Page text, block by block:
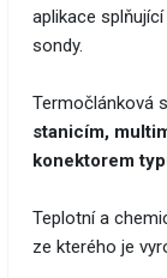
aplikace
sondy.
Termočlánková
stanicím,
konektorem
Teplotní a
ze kterého je